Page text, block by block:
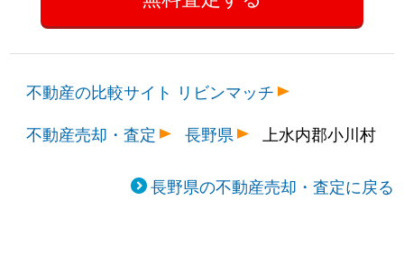
不動産の比較サイト リビンマッチ
不動産売却・査定
長野県 上水内郡小川村
長野県の不動産売却・査定に戻る